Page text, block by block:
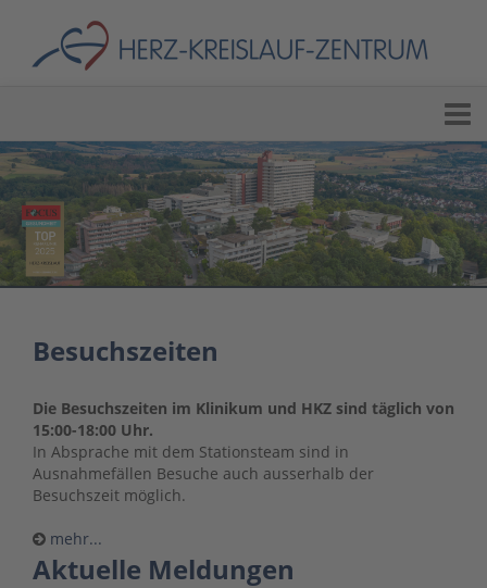
Besuchszeiten
Die Besuchszeiten im Klinikum und HKZ sind täglich von
15:00-18:00 Uhr.
In Absprache mit dem Stationsteam sind in
Ausnahmefällen Besuche auch ausserhalb der
Besuchszeit möglich.
mehr...
Aktuelle Meldungen